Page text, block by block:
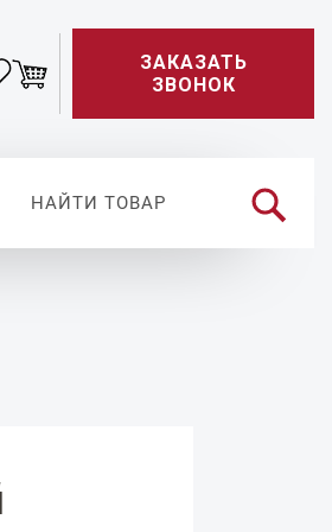
ЗАКАЗАТЬ
ЗВОНОК